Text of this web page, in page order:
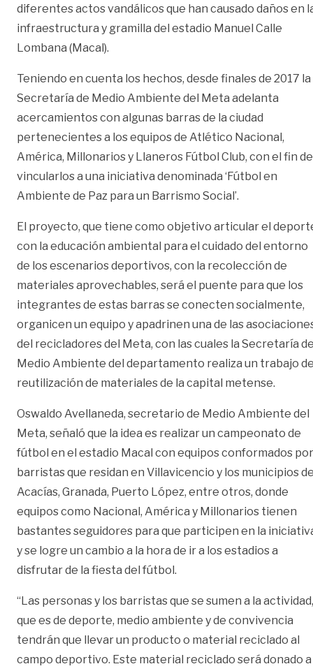
diferentes actos vandálicos que han causado daños en
infraestructura y gramilla del estadio Manuel Calle
Lombana (Macal).
Teniendo en cuenta los hechos, desde finales de 2017 la
Secretaría de Medio Ambiente del Meta adelanta
acercamientos con algunas barras de la ciudad
pertenecientes a los equipos de Atlético Nacional,
América, Millonarios y Llaneros Fútbol Club, con el fin de
vincularlos a una iniciativa denominada ‘Fútbol en
Ambiente de Paz para un Barrismo Social’.
El proyecto, que tiene como objetivo articular el
con la educación ambiental para el cuidado del entorno
de los escenarios deportivos, con la recolección de
materiales aprovechables, será el puente para que los
integrantes de estas barras se conecten socialmente,
organicen un equipo y apadrinen una de las
del recicladores del Meta, con las cuales la Secretaría
Medio Ambiente del departamento realiza un trabajo
reutilización de materiales de la capital metense.
Oswaldo Avellaneda, secretario de Medio Ambiente del
Meta, señaló que la idea es realizar un campeonato de
fútbol en el estadio Macal con equipos conformados por
barristas que residan en Villavicencio y los municipios
Acacías, Granada, Puerto López, entre otros, donde
equipos como Nacional, América y Millonarios tienen
bastantes seguidores para que participen en la
y se logre un cambio a la hora de ir a los estadios a
disfrutar de la fiesta del fútbol.
“Las personas y los barristas que se sumen a la actividad,
que es de deporte, medio ambiente y de convivencia
tendrán que llevar un producto o material reciclado al
campo deportivo. Este material reciclado será donado a